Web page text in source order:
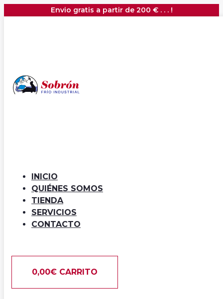
Envio gratis a partir de 200 € . . . !
INICIO
QUIÉNES SOMOS
TIENDA
SERVICIOS
CONTACTO
0,00€ CARRITO
¡Oferta!